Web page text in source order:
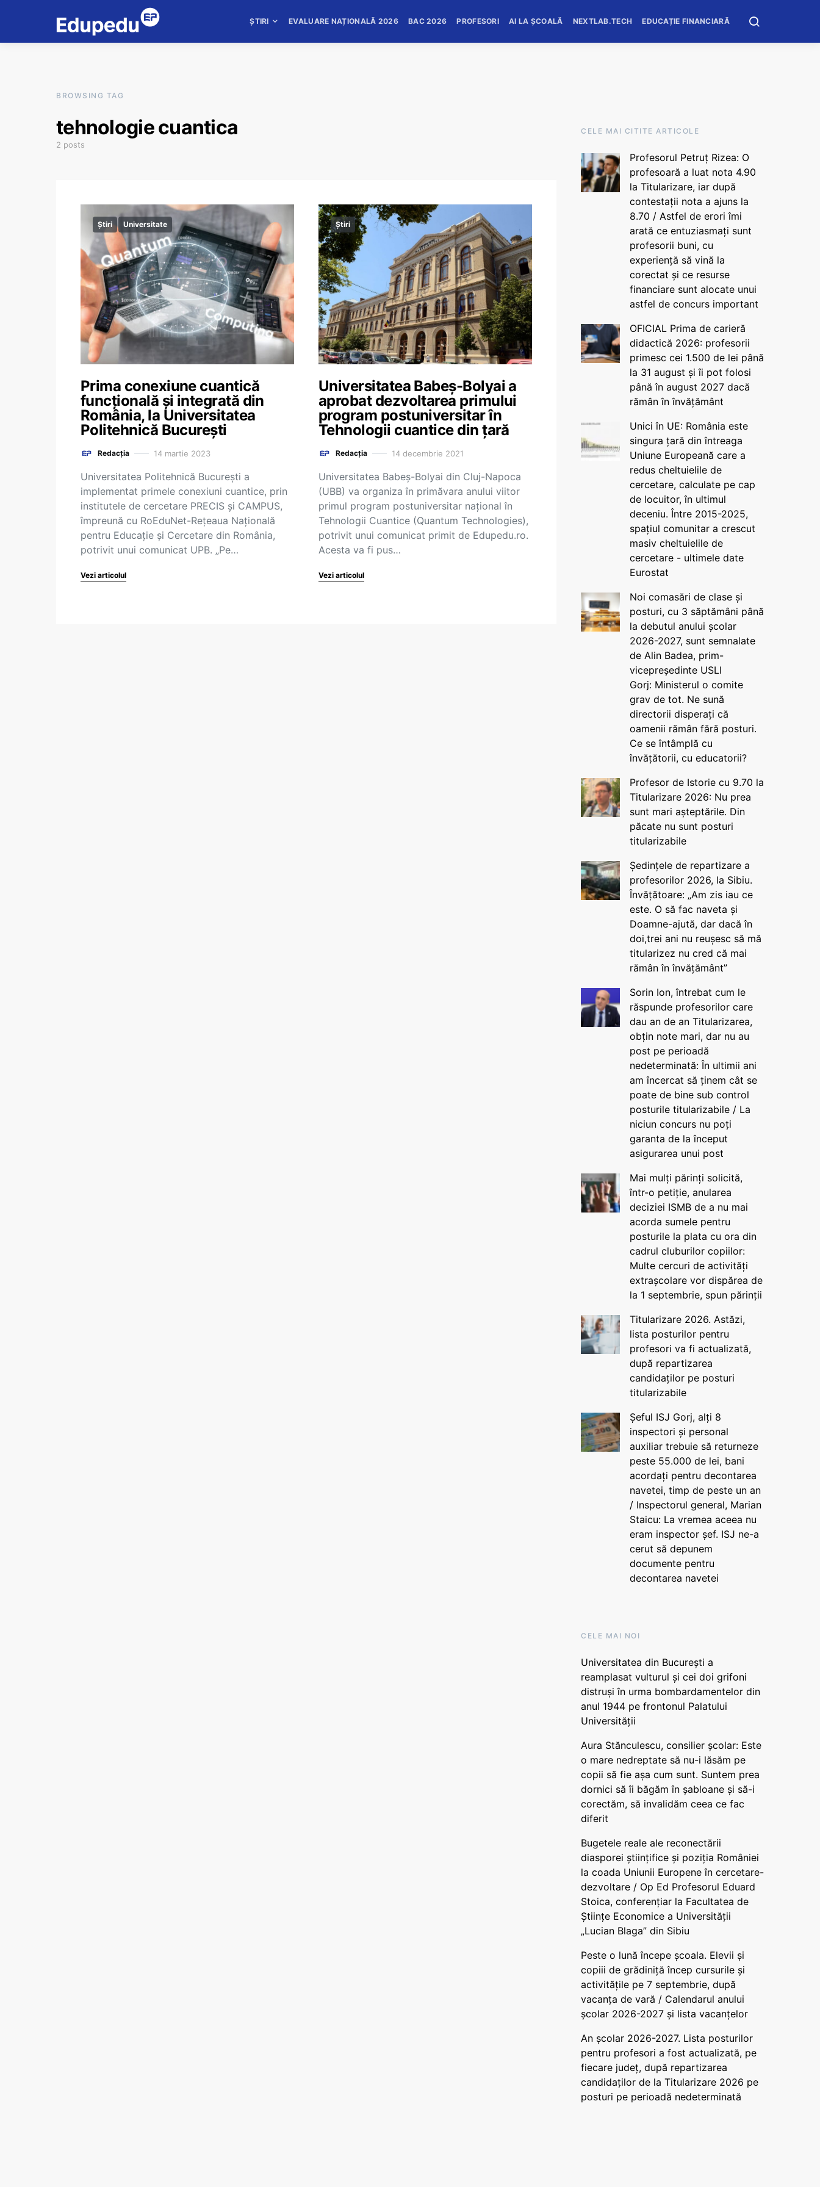
ȘTIRI EVALUARE NAȚIONALĂ 2026 BAC 2026 PROFESORI AI LA ȘCOALĂ NEXTLAB.TECH EDUCAȚIE FINANCIARĂ
BROWSING TAG
tehnologie cuantica
2 posts
Știri Universitate
Prima conexiune cuantică
funcţională şi integrată din
România, la Universitatea
Politehnică Bucureşti
Redacția 14 martie 2023
Universitatea Politehnică Bucureşti a
implementat primele conexiuni cuantice, prin
institutele de cercetare PRECIS şi CAMPUS,
împreună cu RoEduNet-Reţeaua Naţională
pentru Educaţie şi Cercetare din România,
potrivit unui comunicat UPB. „Pe…
Vezi articolul
Știri
Universitatea Babeș-Bolyai a
aprobat dezvoltarea primului
program postuniversitar în
Tehnologii cuantice din țară
Redacția 14 decembrie 2021
Universitatea Babeș-Bolyai din Cluj-Napoca
(UBB) va organiza în primăvara anului viitor
primul program postuniversitar național în
Tehnologii Cuantice (Quantum Technologies),
potrivit unui comunicat primit de Edupedu.ro.
Acesta va fi pus…
Vezi articolul
CELE MAI CITITE ARTICOLE
Profesorul Petruț Rizea: O
profesoară a luat nota 4.90
la Titularizare, iar după
contestații nota a ajuns la
8.70 / Astfel de erori îmi
arată ce entuziasmați sunt
profesorii buni, cu
experiență să vină la
corectat și ce resurse
financiare sunt alocate unui
astfel de concurs important
OFICIAL Prima de carieră
didactică 2026: profesorii
primesc cei 1.500 de lei până
la 31 august și îi pot folosi
până în august 2027 dacă
rămân în învățământ
Unici în UE: România este
singura țară din întreaga
Uniune Europeană care a
redus cheltuielile de
cercetare, calculate pe cap
de locuitor, în ultimul
deceniu. Între 2015-2025,
spațiul comunitar a crescut
masiv cheltuielile de
cercetare - ultimele date
Eurostat
Noi comasări de clase și
posturi, cu 3 săptămâni până
la debutul anului școlar
2026-2027, sunt semnalate
de Alin Badea, prim-
vicepreședinte USLI
Gorj: Ministerul o comite
grav de tot. Ne sună
directorii disperați că
oamenii rămân fără posturi.
Ce se întâmplă cu
învățătorii, cu educatorii?
Profesor de Istorie cu 9.70 la
Titularizare 2026: Nu prea
sunt mari așteptările. Din
păcate nu sunt posturi
titularizabile
Ședințele de repartizare a
profesorilor 2026, la Sibiu.
Învățătoare: „Am zis iau ce
este. O să fac naveta și
Doamne-ajută, dar dacă în
doi,trei ani nu reușesc să mă
titularizez nu cred că mai
rămân în învățământ”
Sorin Ion, întrebat cum le
răspunde profesorilor care
dau an de an Titularizarea,
obțin note mari, dar nu au
post pe perioadă
nedeterminată: În ultimii ani
am încercat să ținem cât se
poate de bine sub control
posturile titularizabile / La
niciun concurs nu poți
garanta de la început
asigurarea unui post
Mai mulți părinți solicită,
într-o petiție, anularea
deciziei ISMB de a nu mai
acorda sumele pentru
posturile la plata cu ora din
cadrul cluburilor copiilor:
Multe cercuri de activități
extrașcolare vor dispărea de
la 1 septembrie, spun părinții
Titularizare 2026. Astăzi,
lista posturilor pentru
profesori va fi actualizată,
după repartizarea
candidaților pe posturi
titularizabile
Șeful ISJ Gorj, alți 8
inspectori și personal
auxiliar trebuie să returneze
peste 55.000 de lei, bani
acordați pentru decontarea
navetei, timp de peste un an
/ Inspectorul general, Marian
Staicu: La vremea aceea nu
eram inspector șef. ISJ ne-a
cerut să depunem
documente pentru
decontarea navetei
CELE MAI NOI
Universitatea din București a
reamplasat vulturul și cei doi grifoni
distruși în urma bombardamentelor din
anul 1944 pe frontonul Palatului
Universității
Aura Stănculescu, consilier școlar: Este
o mare nedreptate să nu-i lăsăm pe
copii să fie așa cum sunt. Suntem prea
dornici să îi băgăm în șabloane și să-i
corectăm, să invalidăm ceea ce fac
diferit
Bugetele reale ale reconectării
diasporei științifice și poziția României
la coada Uniunii Europene în cercetare-
dezvoltare / Op Ed Profesorul Eduard
Stoica, conferențiar la Facultatea de
Științe Economice a Universității
„Lucian Blaga” din Sibiu
Peste o lună începe școala. Elevii și
copiii de grădiniță încep cursurile și
activitățile pe 7 septembrie, după
vacanța de vară / Calendarul anului
școlar 2026-2027 și lista vacanțelor
An școlar 2026-2027. Lista posturilor
pentru profesori a fost actualizată, pe
fiecare județ, după repartizarea
candidaților de la Titularizare 2026 pe
posturi pe perioadă nedeterminată